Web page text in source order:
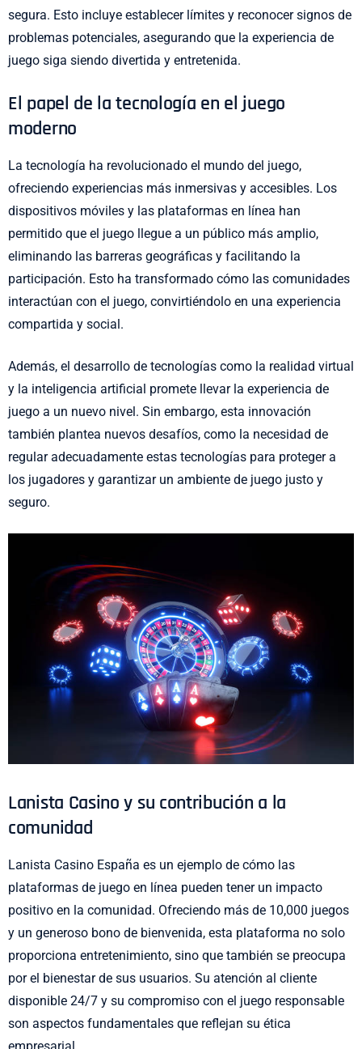
segura. Esto incluye establecer límites y reconocer signos de
problemas potenciales, asegurando que la experiencia de
juego siga siendo divertida y entretenida.
El papel de la tecnología en el juego
moderno
La tecnología ha revolucionado el mundo del juego,
ofreciendo experiencias más inmersivas y accesibles. Los
dispositivos móviles y las plataformas en línea han
permitido que el juego llegue a un público más amplio,
eliminando las barreras geográficas y facilitando la
participación. Esto ha transformado cómo las comunidades
interactúan con el juego, convirtiéndolo en una experiencia
compartida y social.
Además, el desarrollo de tecnologías como la realidad virtual
y la inteligencia artificial promete llevar la experiencia de
juego a un nuevo nivel. Sin embargo, esta innovación
también plantea nuevos desafíos, como la necesidad de
regular adecuadamente estas tecnologías para proteger a
los jugadores y garantizar un ambiente de juego justo y
seguro.
Lanista Casino y su contribución a la
comunidad
Lanista Casino España es un ejemplo de cómo las
plataformas de juego en línea pueden tener un impacto
positivo en la comunidad. Ofreciendo más de 10,000 juegos
y un generoso bono de bienvenida, esta plataforma no solo
proporciona entretenimiento, sino que también se preocupa
por el bienestar de sus usuarios. Su atención al cliente
disponible 24/7 y su compromiso con el juego responsable
son aspectos fundamentales que reflejan su ética